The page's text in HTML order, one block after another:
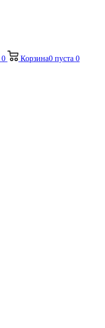
0 Корзина0 пуста 0